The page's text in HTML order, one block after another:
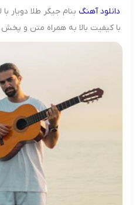
دانلودآهنگ بنام جیگر طلا دویار
با کیفیت بالا به همراه متن و